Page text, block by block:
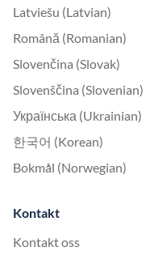
Latviešu (Latvian)
Română (Romanian)
Slovenčina (Slovak)
Slovenščina (Slovenian)
Українська (Ukrainian)
한국어 (Korean)
Bokmål (Norwegian)
Kontakt
Kontakt oss